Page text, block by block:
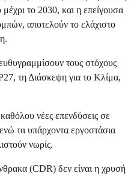
το 2030, και η επείγουσα
αποτελούν το ελάχιστο
τους στόχους
τη Διάσκεψη για το Κλίμα,
νέες επενδύσεις σε
τα υπάρχοντα εργοστάσια
νωρίς.
(CDR) δεν είναι η χρυσή